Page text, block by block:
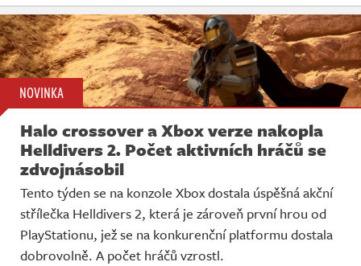
NOVINKA
Halo crossover a Xbox verze nakopla
Helldivers 2. Počet aktivních hráčů se
zdvojnásobil
Tento týden se na konzole Xbox dostala úspěšná akční
střílečka Helldivers 2, která je zároveň první hrou od
PlayStationu, jež se na konkurenční platformu dostala
dobrovolně. A počet hráčů vzrostl.